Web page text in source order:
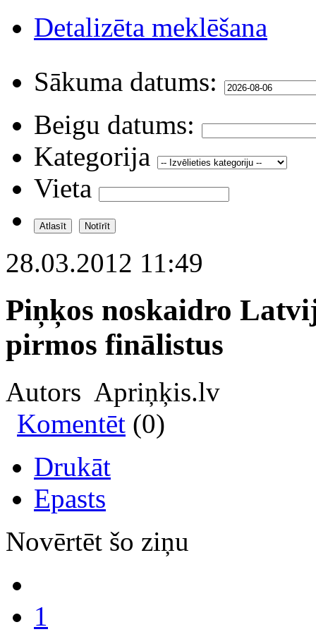
Detalizēta meklēšana
Sākuma datums:
Beigu datums:
Kategorija
Vieta
28.03.2012 11:49
Piņķos noskaidro
pirmos finālistus
Autors Apriņķis.lv
Komentēt (0)
Drukāt
Epasts
Novērtēt šo ziņu
1